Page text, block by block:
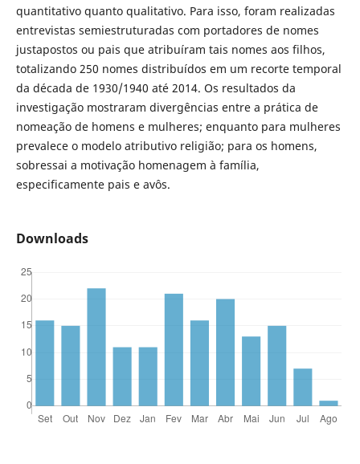
quantitativo quanto qualitativo. Para isso, foram realizadas
entrevistas semiestruturadas com portadores de nomes
justapostos ou pais que atribuíram tais nomes aos filhos,
totalizando 250 nomes distribuídos em um recorte temporal
da década de 1930/1940 até 2014. Os resultados da
investigação mostraram divergências entre a prática de
nomeação de homens e mulheres; enquanto para mulheres
prevalece o modelo atributivo religião; para os homens,
sobressai a motivação homenagem à família,
especificamente pais e avôs.
Downloads